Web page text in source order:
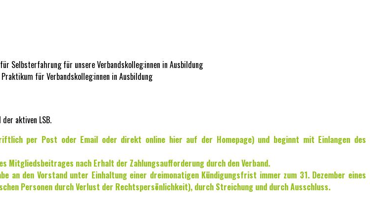
Selbsterfahrung für unsere Verbandskolleg:innen in Ausbildung
für Verbandskolleg:innen in Ausbildung
aktiven LSB.
per Post oder Email oder direkt online hier auf der Homepage) und beginnt mit Einlangen des
nach Erhalt der Zahlungsaufforderung durch den Verband.
an den Vorstand unter Einhaltung einer dreimonatigen Kündigungsfrist immer zum 31. Dezember eines
Personen durch Verlust der Rechtspersönlichkeit), durch Streichung und durch Ausschluss.